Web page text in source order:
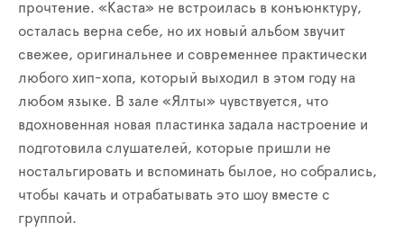
прочтение. «Каста» не встроилась в конъюнктуру,
осталась верна себе, но их новый альбом звучит
свежее, оригинальнее и современнее практически
любого хип-хопа, который выходил в этом году на
любом языке. В зале «Ялты» чувствуется, что
вдохновенная новая пластинка задала настроение и
подготовила слушателей, которые пришли не
ностальгировать и вспоминать былое, но собрались,
чтобы качать и отрабатывать это шоу вместе с
группой.